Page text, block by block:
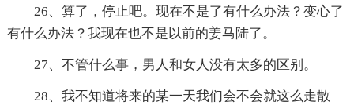
26、算了，停止吧。现在不是了有什么办法？变心了
有什么办法？我现在也不是以前的姜马陆了。
27、不管什么事，男人和女人没有太多的区别。
28、我不知道将来的某一天我们会不会就这么走散